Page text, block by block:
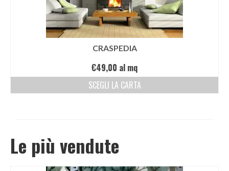
CRASPEDIA
€49,00 al mq
SCEGLI LA CARTA
Le più vendute